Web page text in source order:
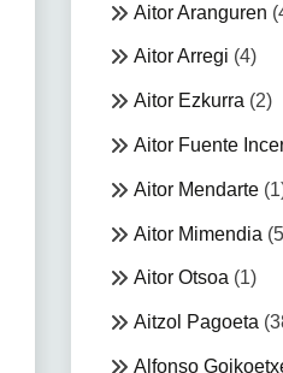
Aitor Aranguren
Aitor Arregi (4)
Aitor Ezkurra (2)
Aitor Fuente
Aitor Mendarte
Aitor Mimendia
Aitor Otsoa (1)
Aitzol Pagoeta
Alfonso